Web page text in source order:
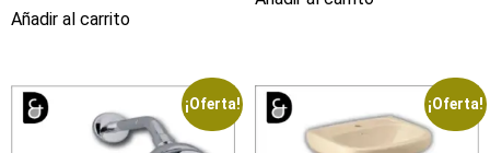
Añadir al carrito
¡Oferta! ¡Oferta!